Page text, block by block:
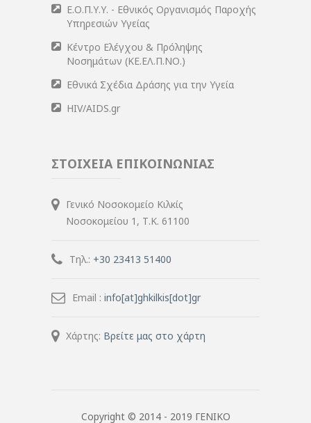
Ε.Ο.Π.Υ.Υ. - Εθνικός Οργανισμός Παροχής
Υπηρεσιών Υγείας
Κέντρο Ελέγχου & Πρόληψης
Νοσημάτων (ΚΕ.ΕΛ.Π.ΝΟ.)
Εθνικά Σχέδια Δράσης για την Υγεία
HIV/AIDS.gr
ΣΤΟΙΧΕΙΑ ΕΠΙΚΟΙΝΩΝΙΑΣ
Γενικό Νοσοκομείο Κιλκίς
Νοσοκομείου 1, Τ.Κ. 61100
Τηλ.: +30 23413 51400
Email : info[at]ghkilkis[dot]gr
Χάρτης: Βρείτε μας στο χάρτη
Copyright © 2014 - 2019 ΓΕΝΙΚΟ